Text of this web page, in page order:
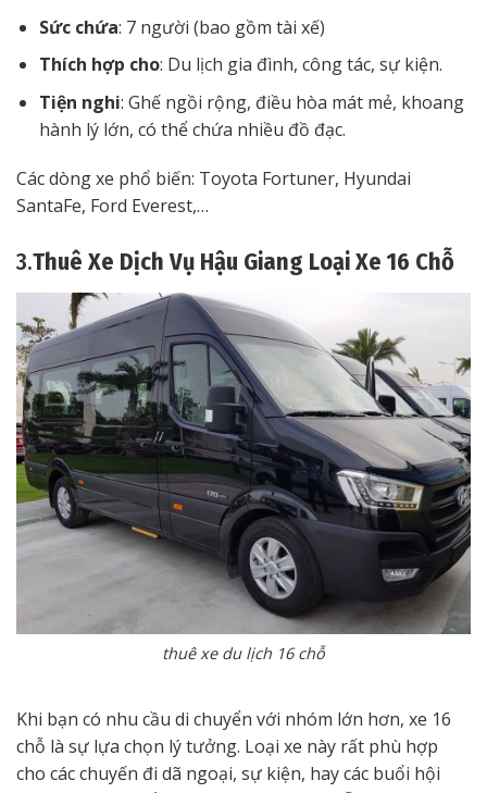
Sức chứa: 7 người (bao gồm tài xế)
Thích hợp cho: Du lịch gia đình, công tác, sự kiện.
Tiện nghi: Ghế ngồi rộng, điều hòa mát mẻ, khoang
hành lý lớn, có thể chứa nhiều đồ đạc.
Các dòng xe phổ biến: Toyota Fortuner, Hyundai
SantaFe, Ford Everest,…
3.Thuê Xe Dịch Vụ Hậu Giang Loại Xe 16 Chỗ
thuê xe du lịch 16 chỗ
Khi bạn có nhu cầu di chuyển với nhóm lớn hơn, xe 16
chỗ là sự lựa chọn lý tưởng. Loại xe này rất phù hợp
cho các chuyến đi dã ngoại, sự kiện, hay các buổi hội